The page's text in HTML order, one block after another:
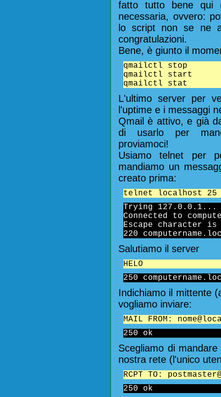
fatto tutto bene qui
necessaria, ovvero:
lo script non se ne
congratulazioni.
Bene, è giunto il
qmailctl stop
qmailctl start
qmailctl stat
L'ultimo server per
l'uptime e i messaggi
Qmail è attivo, e già
di usarlo per
proviamoci!
Usiamo telnet per
mandiamo un
creato prima:
telnet localhost 25
Trying 127.0.0.1...
Connected to
Escape character
220
Salutiamo il server
HELO
250
Indichiamo il mittente
vogliamo inviare:
MAIL FROM:
250 ok
Scegliamo di
nostra rete (l'unico
RCPT TO:
250 ok